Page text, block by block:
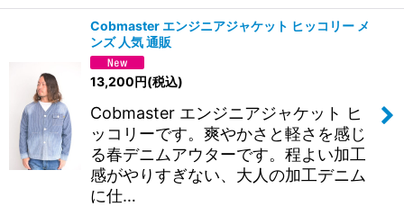
Cobmaster エンジニアジャケット ヒッコリー メ
ンズ 人気 通販
13,200円(税込)
Cobmaster エンジニアジャケット ヒ
ッコリーです。爽やかさと軽さを感じ
る春デニムアウターです。程よい加工
感がやりすぎない、大人の加工デニム
に仕…